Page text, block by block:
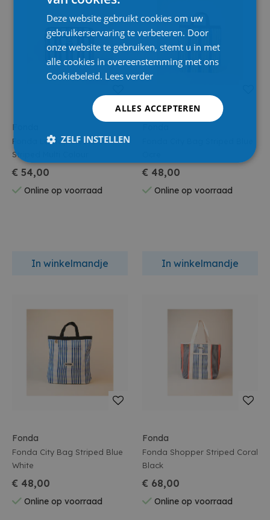
Fonda
Fonda Laptop Sleeve 14"
Striped Multi Colour
€ 54,00
Online op voorraad
In winkelmandje
€ 48,00
Online op voorraad
In winkelmandje
Fonda
Fonda City Bag Striped Blue
White
€ 48,00
Online op voorraad
Fonda
Fonda Shopper Striped Coral
Black
€ 68,00
Online op voorraad
Deze website gebruikt cookies om uw
gebruikerservaring te verbeteren. Door
onze website te gebruiken, stemt u in met
alle cookies in overeenstemming met ons
Cookiebeleid. Lees verder
ALLES ACCEPTEREN
ZELF INSTELLEN